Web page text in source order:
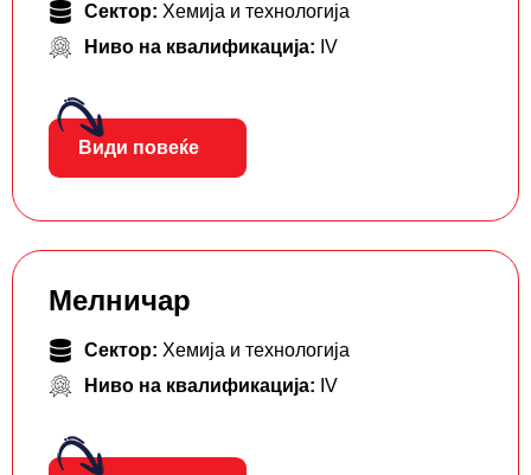
Сектор: Хемија и технологија
Ниво на квалификација: IV
Види повеќе
Мелничар
Сектор: Хемија и технологија
Ниво на квалификација: IV